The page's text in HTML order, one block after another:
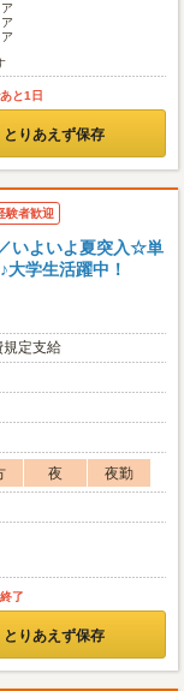
と1日
とりあえず保存
験者歓迎
いよいよ夏突入☆単
学生活躍中！
定支給
夜
夜勤
了
とりあえず保存